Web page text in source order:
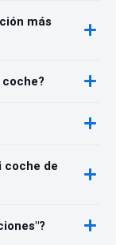
más
coche de